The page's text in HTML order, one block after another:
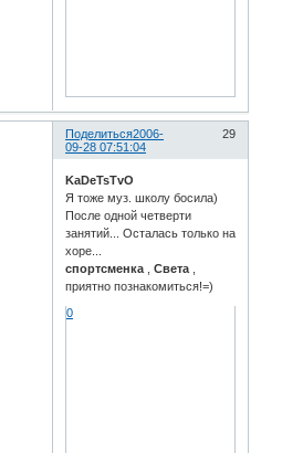
Поделиться 29
2006-
09-28 07:51:04
KaDeTsTvO
Я тоже муз. школу босила)
После одной четверти
занятий... Осталась только на
хоре...
спортсменка ,Света
приятно познакомиться!=)
0